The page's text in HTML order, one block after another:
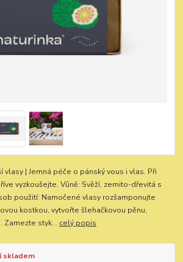
vlasy | Jemná péče o pánský vous i vlas. Při
vyzkoušejte. Vůně: Svěží, zemito-dřevitá s
použití: Namočené vlasy rozšamponujte
kostkou, vytvořte šlehačkovou pěnu,
Zamezte styk... celý popis
skladem